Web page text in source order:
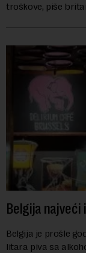
troškove, piše
Belgija najveći
Belgija je prošle
litara piva sa